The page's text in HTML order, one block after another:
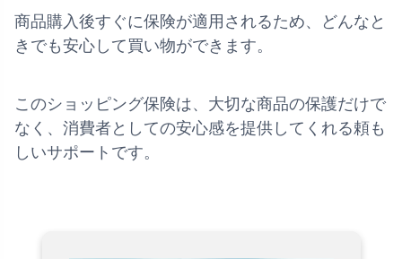
商品購入後すぐに保険が適用されるため、どんなと
きでも安心して買い物ができます。
このショッピング保険は、大切な商品の保護だけで
なく、消費者としての安心感を提供してくれる頼も
しいサポートです。